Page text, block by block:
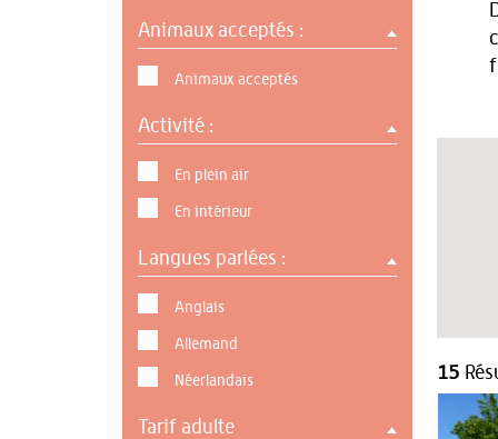
Animaux acceptés :
Animaux acceptés
Activité :
En plein air
En intérieur
Langues parlées :
Anglais
Allemand
Néerlandais
Tarif adulte
15